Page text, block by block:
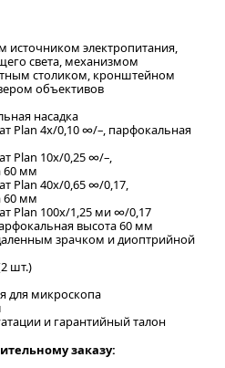
источником электропитания,
света, механизмом
столиком, кронштейном
объективов
насадка
Plan 4x/0,10 ∞/–, парфокальная
Plan 10x/0,25 ∞/–,
60 мм
Plan 40x/0,65 ∞/0,17,
60 мм
Plan 100x/1,25 ми ∞/0,17
высота 60 мм
зрачком и диоптрийной
шт.)
для микроскопа
и гарантийный талон
заказу: